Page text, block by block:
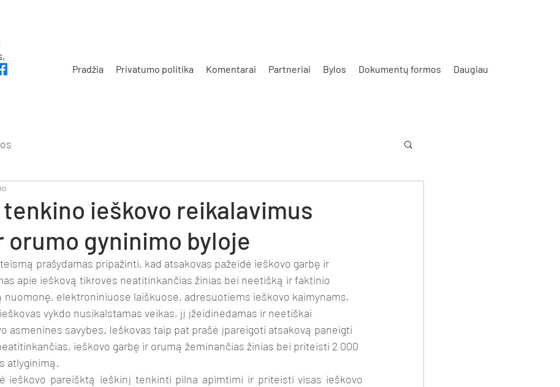
Pradžia Privatumo politika Komentarai Partneriai Bylos Dokumentų formos Daugiau
ieškovo reikalavimus
orumo gyninimo byloje
prašydamas pripažinti, kad atsakovas pažeidė ieškovo garbę ir
apie ieškovą tikrovės neatitinkančias žinias bei neetišką ir faktinio
nuomonę, elektroniniuose laiškuose, adresuotiems ieškovo kaimynams,
vykdo nusikalstamas veikas, jį įžeidinėdamas ir neetiškai
asmenines savybes. Ieškovas taip pat prašė įpareigoti atsakovą paneigti
ieškovo garbę ir orumą žeminančias žinias bei priteisti 2 000
atlyginimą.
ieškovo pareišktą ieškinį tenkinti pilna apimtimi ir priteisti visas ieškovo